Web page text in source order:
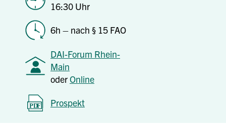
16:30 Uhr
6h – nach § 15 FAO
DAI-Forum Rhein-
Main
oderOnline
Prospekt